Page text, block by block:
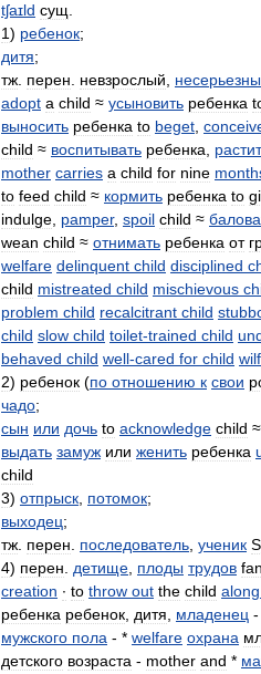
tʃaɪld сущ
1) ребенок;
дитя;
тж перен невзрослый
adopt a child ≈ усыновить ребенка
выносить ребенка to beget
child ≈ воспитывать ребенка
mother carries a child for nine
to feed child ≈ кормить ребенка to
indulge pamper, spoil child ≈
wean child ≈ отнимать ребенка от
welfare delinquent child disciplined
child mistreated child mischievous
problem child recalcitrant child
child slow child toilet-trained child
behaved child well-cared for child
2) ребенок (по отношению к свои
чадо;
сын или дочь to acknowledge child ≈
выдать замуж или женить ребенка
child
3) отпрыск потомок;
выходец;
тж перен последователь ученик
4) перен детище плоды трудов
creation ∙ to throw out the child along
ребенка ребенок дитя младенец -
мужского пола - * welfare охрана
детского возраста - mother and *